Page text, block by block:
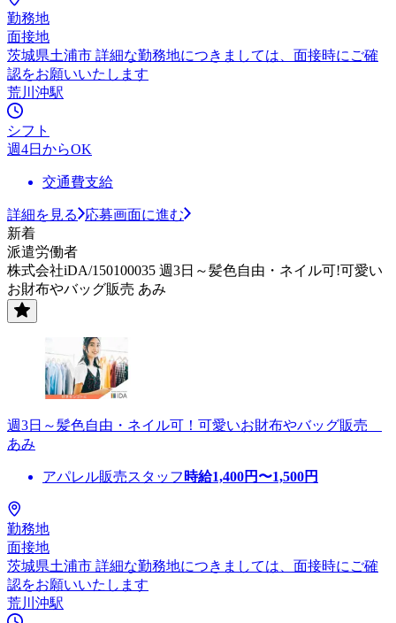
勤務地
面接地
茨城県土浦市 詳細な勤務地につきましては、面接時にご確
認をお願いいたします
荒川沖駅
シフト
週4日からOK
交通費支給
詳細を見る
応募画面に進む
新着
派遣労働者
株式会社iDA/150100035 週3日～髪色自由・ネイル可!可愛い
お財布やバッグ販売 あみ
週3日～髪色自由・ネイル可！可愛いお財布やバッグ販売
あみ
アパレル販売スタッフ 時給1,400円〜1,500円
勤務地
面接地
茨城県土浦市 詳細な勤務地につきましては、面接時にご確
認をお願いいたします
荒川沖駅